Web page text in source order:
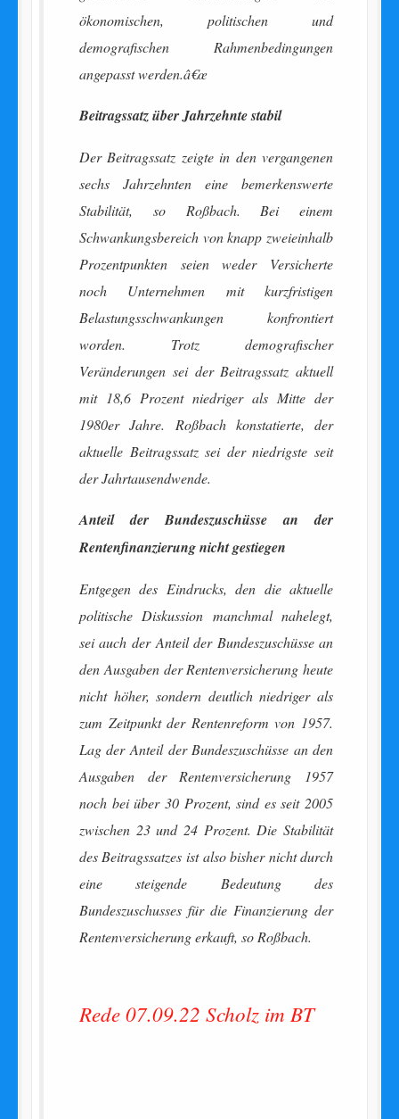
ökonomischen, politischen und
demografischen Rahmenbedingungen
angepasst werden.â€œ
Beitragssatz über Jahrzehnte stabil
Der Beitragssatz zeigte in den vergangenen
sechs Jahrzehnten eine bemerkenswerte
Stabilität, so Roßbach. Bei einem
Schwankungsbereich von knapp zweieinhalb
Prozentpunkten seien weder Versicherte
noch Unternehmen mit kurzfristigen
Belastungsschwankungen konfrontiert
worden. Trotz demografischer
Veränderungen sei der Beitragssatz aktuell
mit 18,6 Prozent niedriger als Mitte der
1980er Jahre. Roßbach konstatierte, der
aktuelle Beitragssatz sei der niedrigste seit
der Jahrtausendwende.
Anteil der Bundeszuschüsse an der
Rentenfinanzierung nicht gestiegen
Entgegen des Eindrucks, den die aktuelle
politische Diskussion manchmal nahelegt,
sei auch der Anteil der Bundeszuschüsse an
den Ausgaben der Rentenversicherung heute
nicht höher, sondern deutlich niedriger als
zum Zeitpunkt der Rentenreform von 1957.
Lag der Anteil der Bundeszuschüsse an den
Ausgaben der Rentenversicherung 1957
noch bei über 30 Prozent, sind es seit 2005
zwischen 23 und 24 Prozent. Die Stabilität
des Beitragssatzes ist also bisher nicht durch
eine steigende Bedeutung des
Bundeszuschusses für die Finanzierung der
Rentenversicherung erkauft, so Roßbach.
Rede 07.09.22 Scholz im BT